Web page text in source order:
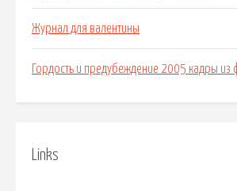
Журнал для валентины
Гордость и предубеждение 2005 кадры из
Links